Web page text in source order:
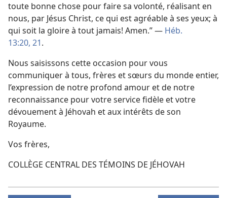
toute bonne chose pour faire sa volonté, réalisant en
nous, par Jésus Christ, ce qui est agréable à ses yeux; à
qui soit la gloire à tout jamais! Amen.” — Héb.
13:20, 21.
Nous saisissons cette occasion pour vous
communiquer à tous, frères et sœurs du monde entier,
l’expression de notre profond amour et de notre
reconnaissance pour votre service fidèle et votre
dévouement à Jéhovah et aux intérêts de son
Royaume.
Vos frères,
COLLÈGE CENTRAL DES TÉMOINS DE JÉHOVAH